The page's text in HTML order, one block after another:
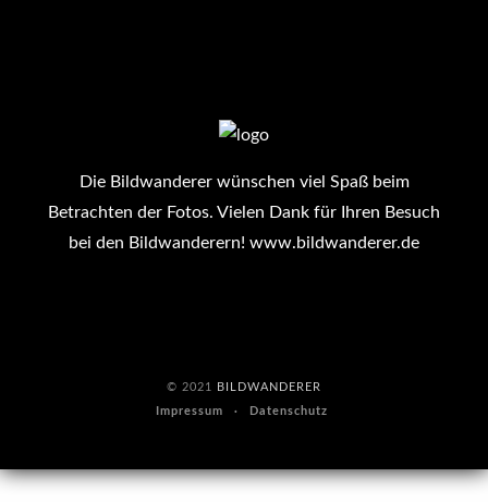
Die Bildwanderer wünschen viel Spaß beim
Betrachten der Fotos. Vielen Dank für Ihren Besuch
bei den Bildwanderern! www.bildwanderer.de
© 2021
BILDWANDERER
Impressum
Datenschutz